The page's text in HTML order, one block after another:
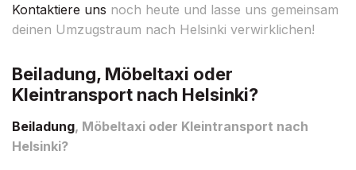
Kontaktiere uns noch heute und lasse uns gemeinsam
deinen Umzugstraum nach Helsinki verwirklichen!
Beiladung, Möbeltaxi oder
Kleintransport nach Helsinki?
Beiladung, Möbeltaxi oder Kleintransport nach
Helsinki?